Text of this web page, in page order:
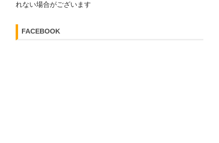
れない場合がございます
FACEBOOK